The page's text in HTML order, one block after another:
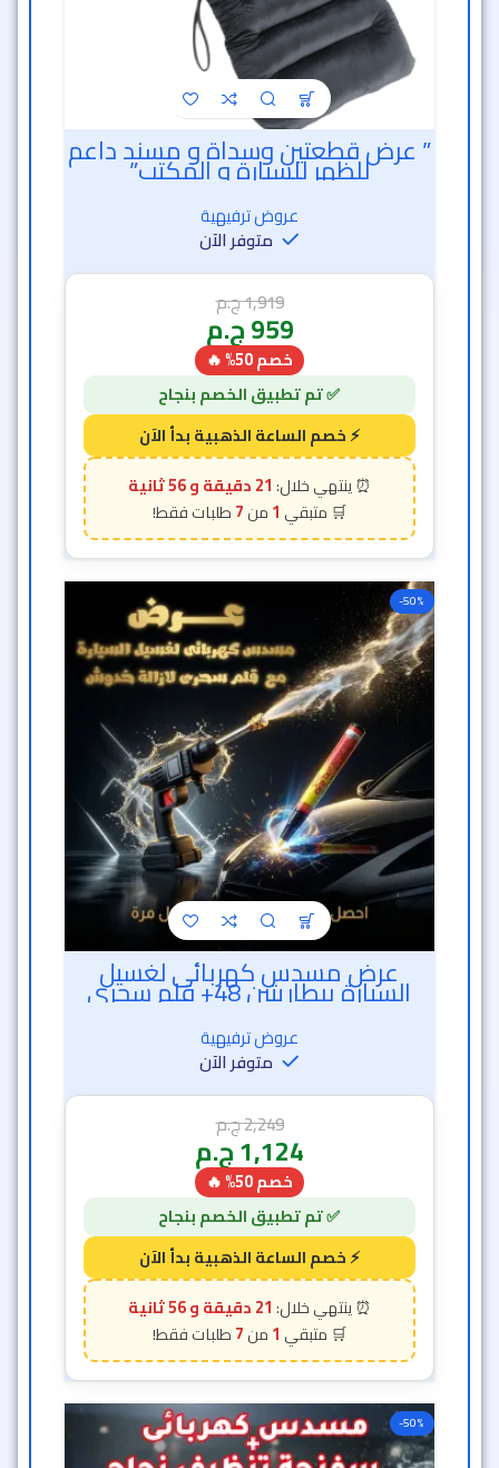
” عرض قطعتين وسداة و مسند داعم
للظهر للسيارة و المكتب”
عروض ترفيهية
متوفر الآن
1,919ج.م
959ج.م
خصم 50% 🔥
21 دقيقة و 54 ثانية
1
7
-50%
عرض مسدس كهربائى لغسيل
السيارة ببطاريتين 48+ قلم سحرىلازالة خدوش
عروض ترفيهية
متوفر الآن
2,249ج.م
1,124ج.م
خصم 50% 🔥
21 دقيقة و 54 ثانية
1
7
-50%